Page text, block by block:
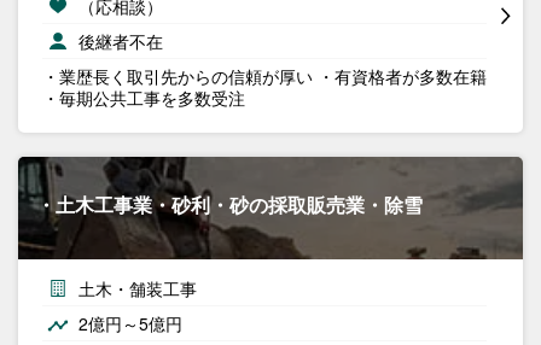
（応相談）
後継者不在
・業歴長く取引先からの信頼が厚い ・有資格者が多数在籍
・毎期公共工事を多数受注
・土木工事業・砂利・砂の採取販売業・除雪
土木・舗装工事
2億円～5億円